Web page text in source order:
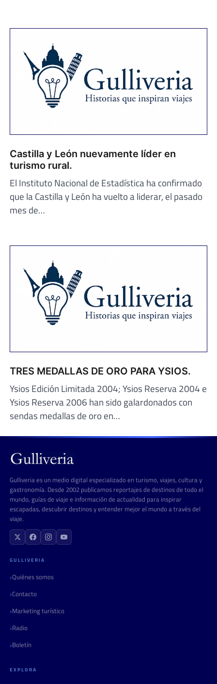
Castilla y León nuevamente líder en
turismo rural.
El Instituto Nacional de Estadística ha confirmado
que la Castilla y León ha vuelto a liderar, el pasado
mes de…
TRES MEDALLAS DE ORO PARA YSIOS.
Ysios Edición Limitada 2004; Ysios Reserva 2004 e
Ysios Reserva 2006 han sido galardonados con
sendas medallas de oro en…
Gulliveria es un medio digital especializado en turismo, viajes, cultura y
gastronomía. Desde 2002 publicamos reportajes de destinos de todo el
mundo, guías de viaje e información de actualidad para inspirar
escapadas, descubrir destinos y entender mejor el mundo a través del
viaje.
GULLIVERIA
Quiénes somos
Contacto
Marketing turístico
Radio
Boletín
EXPLORA